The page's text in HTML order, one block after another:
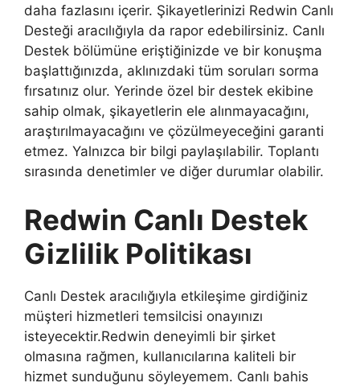
daha fazlasını içerir. Şikayetlerinizi Redwin Canlı
Desteği aracılığıyla da rapor edebilirsiniz. Canlı
Destek bölümüne eriştiğinizde ve bir konuşma
başlattığınızda, aklınızdaki tüm soruları sorma
fırsatınız olur. Yerinde özel bir destek ekibine
sahip olmak, şikayetlerin ele alınmayacağını,
araştırılmayacağını ve çözülmeyeceğini garanti
etmez. Yalnızca bir bilgi paylaşılabilir. Toplantı
sırasında denetimler ve diğer durumlar olabilir.
Redwin Canlı Destek
Gizlilik Politikası
Canlı Destek aracılığıyla etkileşime girdiğiniz
müşteri hizmetleri temsilcisi onayınızı
isteyecektir.Redwin deneyimli bir şirket
olmasına rağmen, kullanıcılarına kaliteli bir
hizmet sunduğunu söyleyemem. Canlı bahis